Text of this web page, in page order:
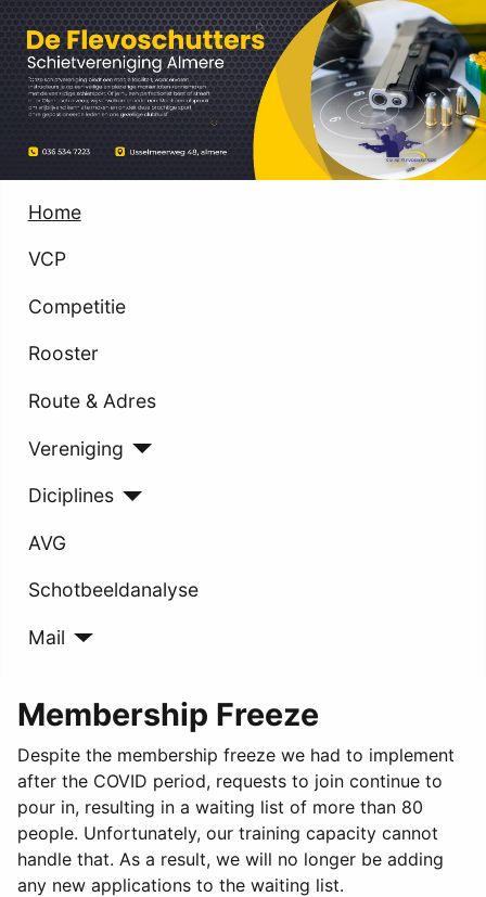
Home
VCP
Competitie
Rooster
Route & Adres
Vereniging
Diciplines
AVG
Schotbeeldanalyse
Mail
Membership Freeze
Despite the membership freeze we had to implement
after the COVID period, requests to join continue to
pour in, resulting in a waiting list of more than 80
people. Unfortunately, our training capacity cannot
handle that. As a result, we will no longer be adding
any new applications to the waiting list.